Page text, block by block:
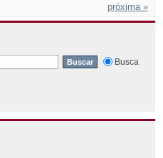
próxima »
Busca